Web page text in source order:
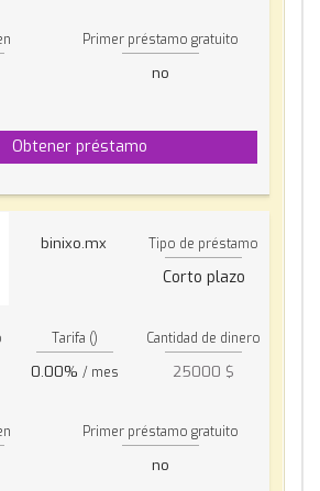
Primer préstamo gratuito
no
Obtener préstamo
binixo.mx Tipo de préstamo
Corto plazo
Tarifa ()
0.00% / mes
Cantidad de dinero
25000 $
Primer préstamo gratuito
no